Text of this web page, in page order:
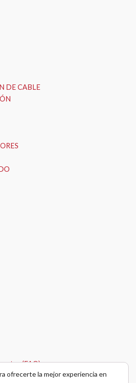
DE CABLE
(FAQ)
ofrecerte la mejor experiencia en